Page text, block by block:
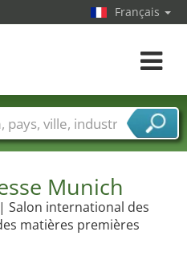
Munich
Salon international des
matières premières
Français
Toggle
Secteurs de foire